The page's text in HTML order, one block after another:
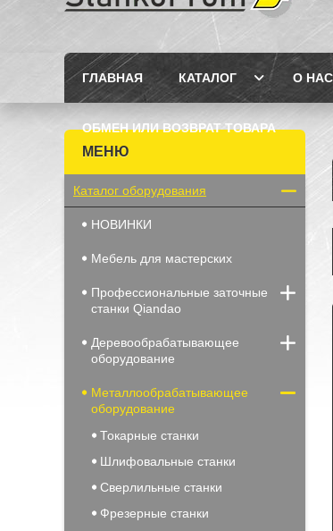
ГЛАВНАЯ КАТАЛОГ О НАС
ОБМЕН ИЛИ ВОЗВРАТ ТОВАРА
Каталог оборудования
НОВИНКИ
Мебель для мастерских
Профессиональные заточные
станки Qiandao
Деревообрабатывающее
оборудование
Металлообрабатывающее
оборудование
Токарные станки
Шлифовальные станки
Сверлильные станки
Фрезерные станки